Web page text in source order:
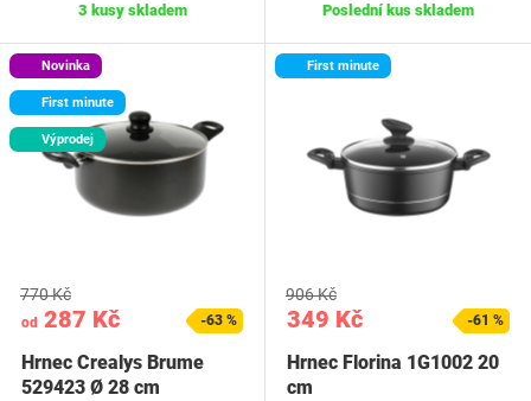
3 kusy skladem Poslední kus skladem
Novinka
First minute
Výprodej
od 287 Kč
770 Kč
-63 %
Hrnec Crealys Brume
529423 Ø 28 cm
First minute
349 Kč
906 Kč
-61 %
Hrnec Florina 1G1002 20
cm